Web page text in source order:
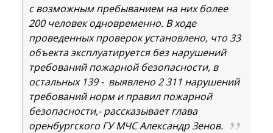
с возможным пребыванием на них более
200 человек одновременно. В ходе
проведенных проверок установлено, что 33
объекта эксплуатируется без нарушений
требований пожарной безопасности, в
остальных 139 - выявлено 2 311 нарушений
требований норм и правил пожарной
безопасности,- рассказывает глава
оренбургского ГУ МЧС Александр Зенов.